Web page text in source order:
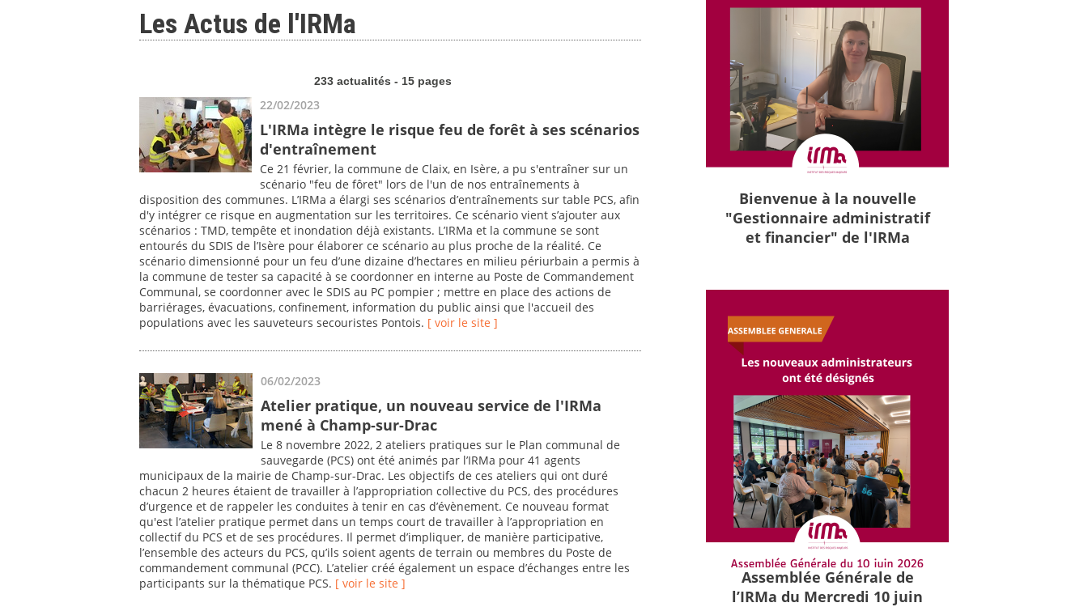
Les Actus de l'IRMa
233 actualités - 15 pages
22/02/2023
L'IRMa intègre le risque feu de forêt à ses scénarios
d'entraînement
Ce 21 février, la commune de Claix, en Isère, a pu s'entraîner sur un
scénario "feu de fôret" lors de l'un de nos entraînements à
disposition des communes. L’IRMa a élargi ses scénarios d’entraînements sur table PCS, afin
d'y intégrer ce risque en augmentation sur les territoires. Ce scénario vient s’ajouter aux
scénarios : TMD, tempête et inondation déjà existants. L’IRMa et la commune se sont
entourés du SDIS de l’Isère pour élaborer ce scénario au plus proche de la réalité. Ce
scénario dimensionné pour un feu d’une dizaine d’hectares en milieu périurbain a permis à
la commune de tester sa capacité à se coordonner en interne au Poste de Commandement
Communal, se coordonner avec le SDIS au PC pompier ; mettre en place des actions de
barriérages, évacuations, confinement, information du public ainsi que l'accueil des
populations avec les sauveteurs secouristes Pontois. [ voir le site ]
06/02/2023
Atelier pratique, un nouveau service de l'IRMa
mené à Champ-sur-Drac
Le 8 novembre 2022, 2 ateliers pratiques sur le Plan communal de
sauvegarde (PCS) ont été animés par l’IRMa pour 41 agents
municipaux de la mairie de Champ-sur-Drac. Les objectifs de ces ateliers qui ont duré
chacun 2 heures étaient de travailler à l’appropriation collective du PCS, des procédures
d’urgence et de rappeler les conduites à tenir en cas d’évènement. Ce nouveau format
qu'est l’atelier pratique permet dans un temps court de travailler à l’appropriation en
collectif du PCS et de ses procédures. Il permet d’impliquer, de manière participative,
l’ensemble des acteurs du PCS, qu’ils soient agents de terrain ou membres du Poste de
commandement communal (PCC). L’atelier créé également un espace d’échanges entre les
participants sur la thématique PCS. [ voir le site ]
Bienvenue à la nouvelle
"Gestionnaire administratif
et financier" de l'IRMa
Assemblée Générale de
l’IRMa du Mercredi 10 juin